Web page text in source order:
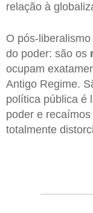
relação à
O pós-
do poder: são os
ocupam
Antigo Regime.
política pública é
poder e
totalmente